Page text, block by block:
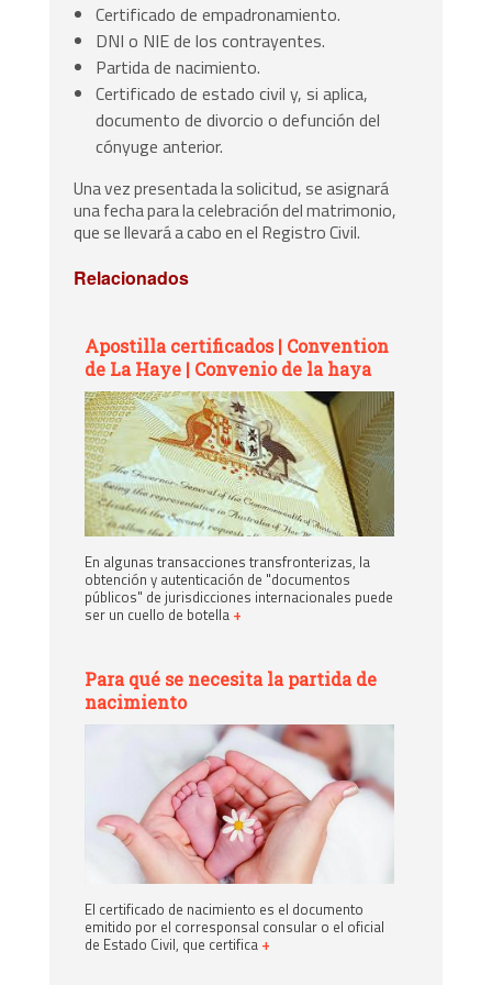
Certificado de empadronamiento.
DNI o NIE de los contrayentes.
Partida de nacimiento.
Certificado de estado civil y, si aplica,
documento de divorcio o defunción del
cónyuge anterior.
Una vez presentada la solicitud, se asignará
una fecha para la celebración del matrimonio,
que se llevará a cabo en el Registro Civil.
Relacionados
Apostilla certificados | Convention
de La Haye | Convenio de la haya
En algunas transacciones transfronterizas, la
obtención y autenticación de "documentos
públicos" de jurisdicciones internacionales puede
ser un cuello de botella +
Para qué se necesita la partida de
nacimiento
El certificado de nacimiento es el documento
emitido por el corresponsal consular o el oficial
de Estado Civil, que certifica +